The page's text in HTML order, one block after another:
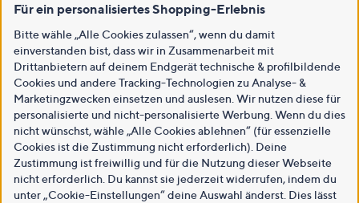
Für ein personalisiertes Shopping-Erlebnis
Bitte wähle „Alle Cookies zulassen“, wenn du damit
einverstanden bist, dass wir in Zusammenarbeit mit
Drittanbietern auf deinem Endgerät technische & profilbildende
Cookies und andere Tracking-Technologien zu Analyse- &
Marketingzwecken einsetzen und auslesen. Wir nutzen diese für
personalisierte und nicht-personalisierte Werbung. Wenn du dies
nicht wünschst, wähle „Alle Cookies ablehnen“ (für essenzielle
Cookies ist die Zustimmung nicht erforderlich). Deine
Zustimmung ist freiwillig und für die Nutzung dieser Webseite
nicht erforderlich. Du kannst sie jederzeit widerrufen, indem du
unter „Cookie-Einstellungen“ deine Auswahl änderst. Dies lässt